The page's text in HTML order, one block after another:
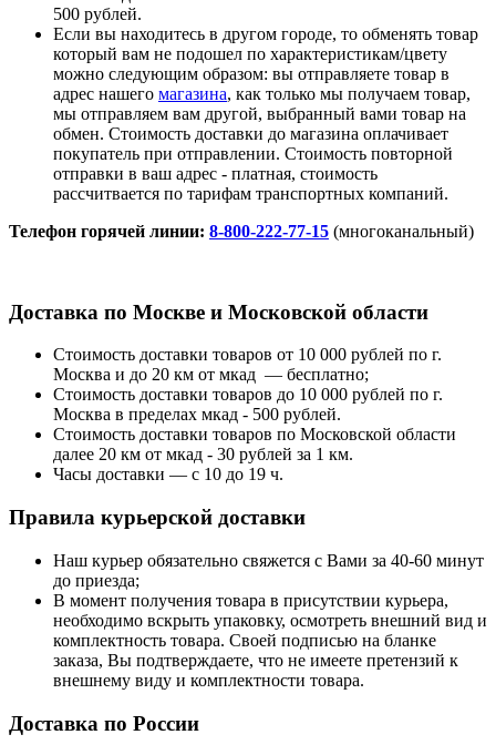
500 рублей.
Если вы находитесь в другом городе, то обменять товар
который вам не подошел по характеристикам/цвету
можно следующим образом: вы отправляете товар в
адрес нашего магазина, как только мы получаем товар,
мы отправляем вам другой, выбранный вами товар на
обмен. Стоимость доставки до магазина оплачивает
покупатель при отправлении. Стоимость повторной
отправки в ваш адрес - платная, стоимость
рассчитвается по тарифам транспортных компаний.
Телефон горячей линии: 8-800-222-77-15 (многоканальный)
Доставка по Москве и Московской области
Стоимость доставки товаров от 10 000 рублей по г.
Москва и до 20 км от мкад — бесплатно;
Стоимость доставки товаров до 10 000 рублей по г.
Москва в пределах мкад - 500 рублей.
Стоимость доставки товаров по Московской области
далее 20 км от мкад - 30 рублей за 1 км.
Часы доставки — с 10 до 19 ч.
Правила курьерской доставки
Наш курьер обязательно свяжется с Вами за 40-60 минут
до приезда;
В момент получения товара в присутствии курьера,
необходимо вскрыть упаковку, осмотреть внешний вид и
комплектность товара. Своей подписью на бланке
заказа, Вы подтверждаете, что не имеете претензий к
внешнему виду и комплектности товара.
Доставка по России